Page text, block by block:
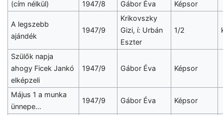
(cím nélkül) 1947/8 Gábor Éva Képsor
A legszebb
ajándék
1947/9
Krikovszky
Gizi, í: Urbán
Eszter
1/2
Szülők napja
ahogy Ficek Jankó
elképzeli
1947/9 Gábor Éva Képsor
Május 1 a munka
ünnepe…
1947/9 Gábor Éva Képsor